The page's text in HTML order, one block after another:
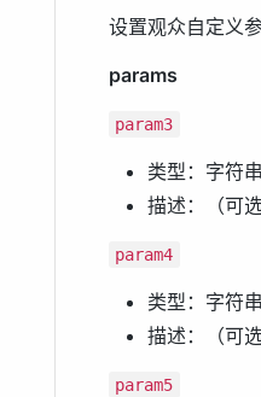
设置观众自定义参
params
param3
类型：字符串
描述：（可
param4
类型：字符串
描述：（可
param5